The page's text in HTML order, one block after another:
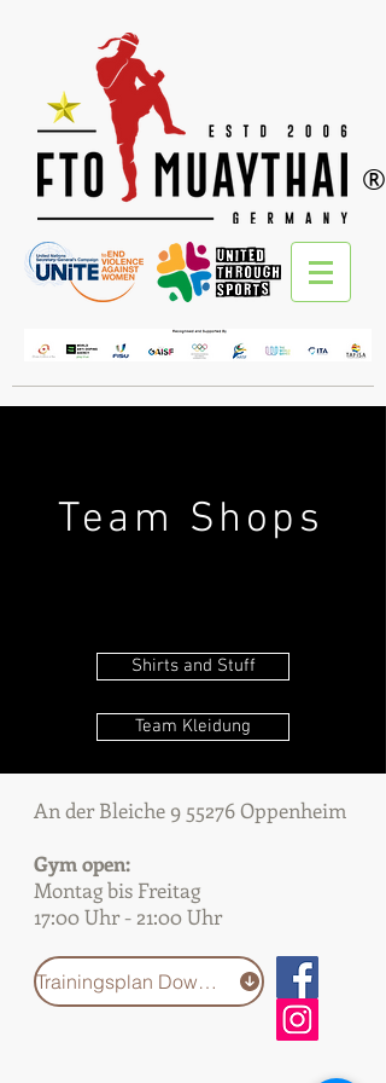
®
Team Shops
Shirts and Stuff
Team Kleidung
An der Bleiche 9 55276 Oppenheim
Gym open:
Montag bis Freitag
17:00 Uhr - 21:00 Uhr
Trainingsplan Download